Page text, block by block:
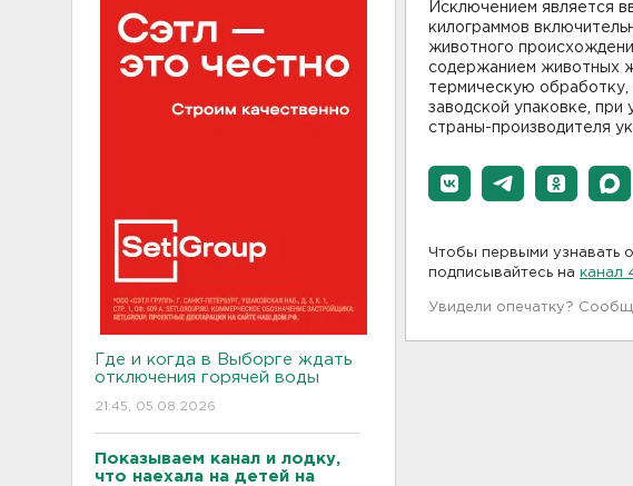
Где и когда в Выборге ждать
отключения горячей воды
21:45, 05.08.2026
Показываем канал и лодку,
что наехала на детей на
Исключением является
килограммов
животного
содержанием животных
термическую
заводской упаковке, при
страны-производителя
Чтобы первыми узнавать
подписывайтесь на канал
Увидели опечатку?